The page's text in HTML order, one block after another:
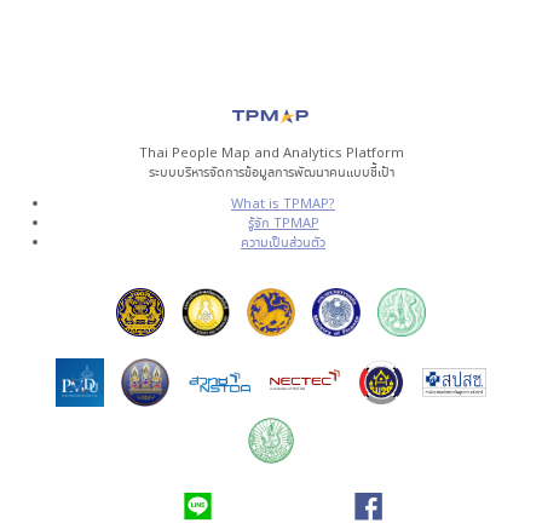
Thai People Map and Analytics Platform
ระบบบริหารจัดการข้อมูลการพัฒนาคนแบบชี้เป้า
What is TPMAP?
รู้จัก TPMAP
ความเป็นส่วนตัว